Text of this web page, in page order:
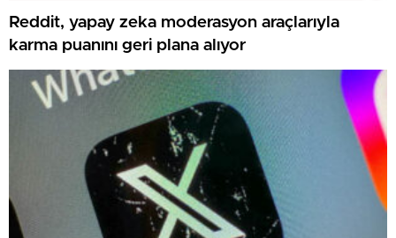
Reddit, yapay zeka moderasyon araçlarıyla
karma puanını geri plana alıyor